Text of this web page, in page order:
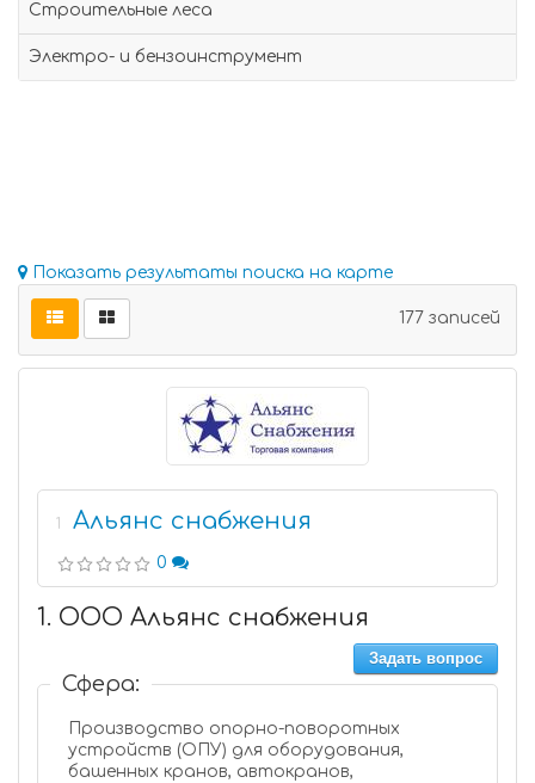
Строительные леса
Электро- и бензоинструмент
Показать результаты поиска на карте
177 записей
1 Альянс снабжения
0
1. ООО Альянс снабжения
Задать вопрос
Сфера:
Производство опорно-поворотных
устройств (ОПУ) для оборудования,
башенных кранов, автокранов,